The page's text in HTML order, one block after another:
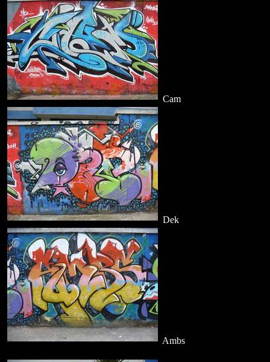
Cam
Dek
Ambs